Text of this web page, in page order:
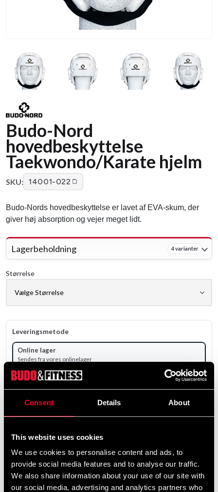
Consent Details About
This website uses cookies
We use cookies to personalise content and ads, to
provide social media features and to analyse our traffic.
We also share information about your use of our site with
our social media, advertising and analytics partners who
Budo-Nord
hovedbeskyttelse
Taekwondo/Karate hjelm
SKU: 14001-022
Budo-Nords hovedbeskyttelse er lavet af EVA-skum, der
giver høj absorption og vejer meget lidt.
Lagerbeholdning 4 varianter
Størrelse
Leveringsmetode
Online lager
Sendes fra vores onlinelager
Vælg produktvariant for at se lagerstatus.
399 SEK
Antal
remove add Tilføj til kurv